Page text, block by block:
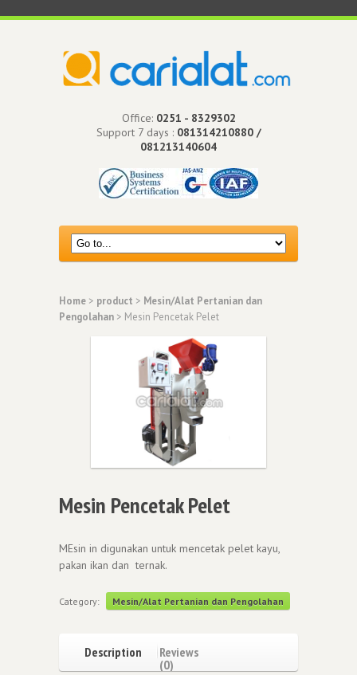
Office: 0251 - 8329302
Support 7 days : 081314210880 /
081213140604
Home > product > Mesin/Alat Pertanian dan
Pengolahan > Mesin Pencetak Pelet
Mesin Pencetak Pelet
MEsin in digunakan untuk mencetak pelet kayu,
pakan ikan dan ternak.
Category: Mesin/Alat Pertanian dan Pengolahan
Description
Reviews
(0)